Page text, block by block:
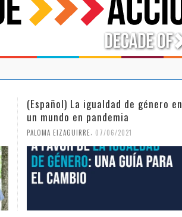
(Español) La igualdad de género en
un mundo en pandemia
PALOMA EIZAGUIRRE 07/06/2021